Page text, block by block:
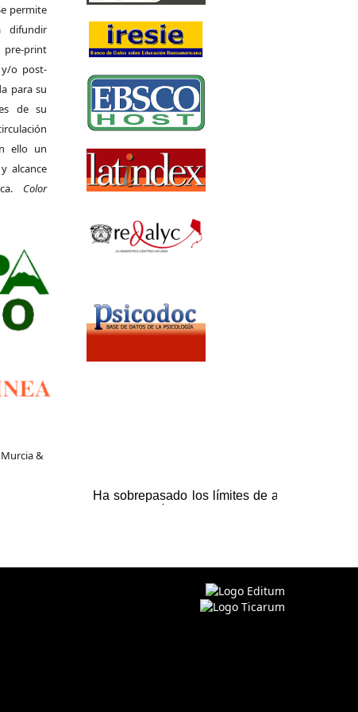
permite
pre-print
o post-
para su
de su
ello un
alcance
Color
&